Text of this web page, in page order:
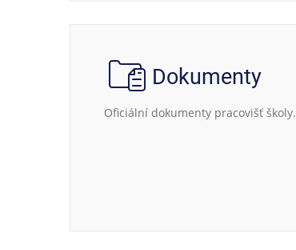
Dokumenty
Oficiální dokumenty pracovišť školy.